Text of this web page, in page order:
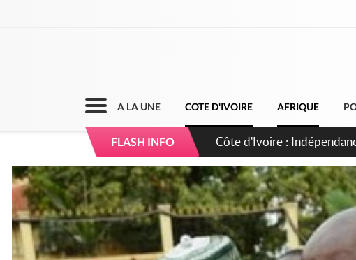
A LA UNE COTE D'IVOIRE AFRIQUE
FLASH INFO
Sierra Leone : Un projet
d'avance